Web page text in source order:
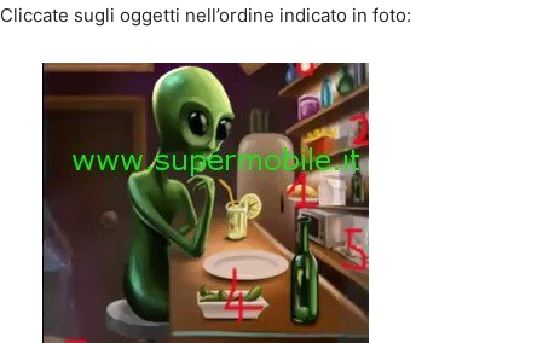
Cliccate sugli oggetti nell’ordine indicato in foto: